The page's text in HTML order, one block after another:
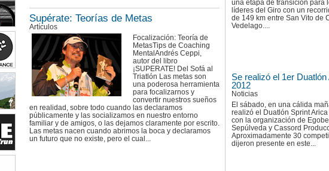
una etapa de transición para
líderes del Giro con un
de 149 km entre San Vito de
Vedelago....
Se realizó el 1er Duatlón
2012
Noticias
El sábado, en una cálida
realizó el Duatlón Sprint
con la organización de
Sepúlveda y Cassord
Aproximadamente 30
dijeron presente en este...
Supérate: Teorías de Metas
Artículos
Focalización: Teoría de
MetasTips de Coaching
MentalAndrés Ceppi,
autor del libro
¡SUPERATE! Del Sofá al
Triatlón Las metas son
una poderosa herramienta
para focalizarnos y
convertir nuestros sueños
en realidad, sobre todo cuando las declaramos
públicamente y las socializamos en nuestro entorno
familiar y de amigos, o las dejamos claramente por escrito.
Las metas nacen cuando abrimos la boca y declaramos
un futuro que no existe, pero el cual...